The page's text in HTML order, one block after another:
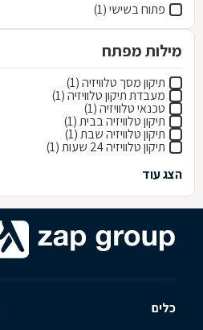
פתוח בשישי (1)
מילות מפתח
תיקון מסך טלוויזיה (1)
מעבדת תיקון טלוויזיה (1)
טכנאי טלוויזיה (1)
תיקון טלוויזיה בבית (1)
תיקון טלוויזיה שבת (1)
תיקון טלוויזיה 24 שעות (1)
הצג עוד
כלים